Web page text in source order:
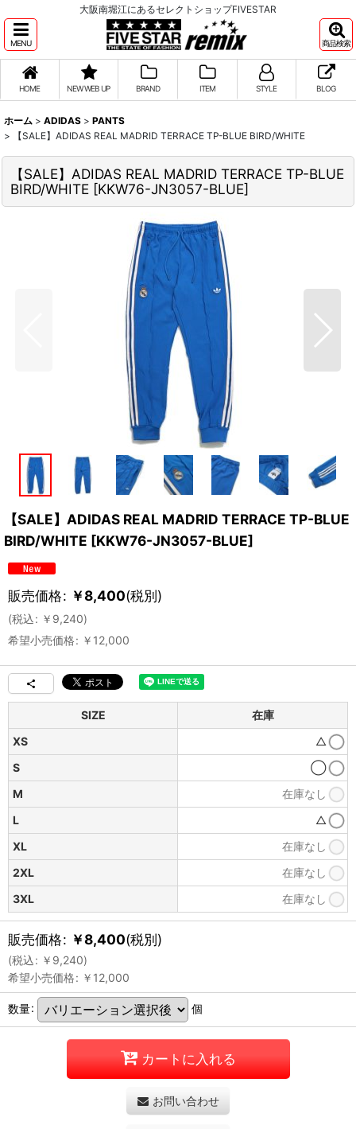
大阪南堀江にあるセレクトショップFIVESTAR
MENU 商品検索
HOME NEW WEB UP BRAND ITEM STYLE BLOG
ホーム > ADIDAS > PANTS
>
【SALE】ADIDAS REAL MADRID TERRACE TP-BLUE BIRD/WHITE
【SALE】ADIDAS REAL MADRID TERRACE TP-BLUE
BIRD/WHITE [KKW76-JN3057-BLUE]
【SALE】ADIDAS REAL MADRID TERRACE TP-BLUE
BIRD/WHITE [KKW76-JN3057-BLUE]
販売価格: ￥8,400(税別)
(税込: ￥ 9,240)
希望小売価格: ￥ 12,000
SIZE
在庫
XS
△
S
◯
M
在庫なし
L
△
XL
在庫なし
2XL
在庫なし
3XL
在庫なし
販売価格: ￥8,400(税別)
(税込: ￥ 9,240)
希望小売価格: ￥ 12,000
数量: 個
カートに入れる
お問い合わせ